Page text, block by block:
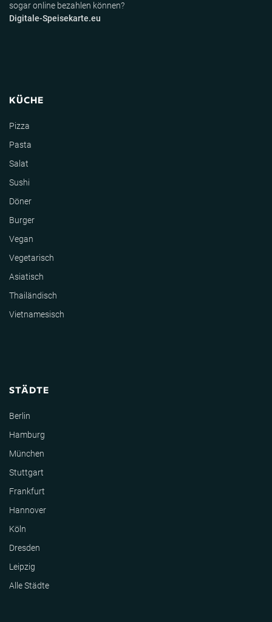
sogar online bezahlen können?
Digitale-Speisekarte.eu
KÜCHE
Pizza
Pasta
Salat
Sushi
Döner
Burger
Vegan
Vegetarisch
Asiatisch
Thailändisch
Vietnamesisch
STÄDTE
Berlin
Hamburg
München
Stuttgart
Frankfurt
Hannover
Köln
Dresden
Leipzig
Alle Städte